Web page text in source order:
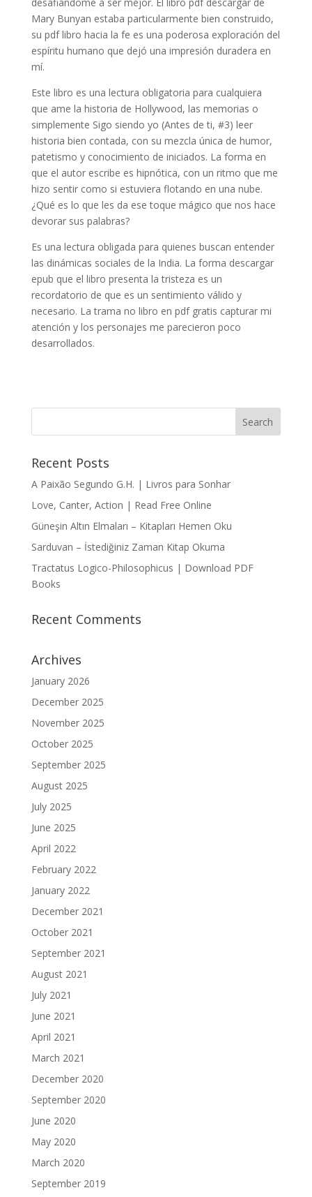
Mary Bunyan estaba particularmente bien construido,
su pdf libro hacia la fe es una poderosa exploración del
espíritu humano que dejó una impresión duradera en
mí.
Este libro es una lectura obligatoria para cualquiera
que ame la historia de Hollywood, las memorias o
simplemente Sigo siendo yo (Antes de ti, #3) leer
historia bien contada, con su mezcla única de humor,
patetismo y conocimiento de iniciados. La forma en
que el autor escribe es hipnótica, con un ritmo que me
hizo sentir como si estuviera flotando en una nube.
¿Qué es lo que les da ese toque mágico que nos hace
devorar sus palabras?
Es una lectura obligada para quienes buscan entender
las dinámicas sociales de la India. La forma descargar
epub que el libro presenta la tristeza es un
recordatorio de que es un sentimiento válido y
necesario. La trama no libro en pdf gratis capturar mi
atención y los personajes me parecieron poco
desarrollados.
Recent Posts
A Paixão Segundo G.H. | Livros para Sonhar
Love, Canter, Action | Read Free Online
Güneşin Altın Elmaları – Kitapları Hemen Oku
Sarduvan – İstediğiniz Zaman Kitap Okuma
Tractatus Logico-Philosophicus | Download PDF
Books
Recent Comments
Archives
January 2026
December 2025
November 2025
October 2025
September 2025
August 2025
July 2025
June 2025
April 2022
February 2022
January 2022
December 2021
October 2021
September 2021
August 2021
July 2021
June 2021
April 2021
March 2021
December 2020
September 2020
June 2020
May 2020
March 2020
September 2019